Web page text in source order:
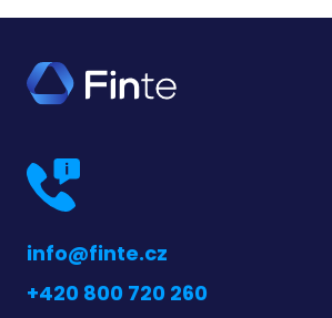
info@finte.cz
+420 800 720 260